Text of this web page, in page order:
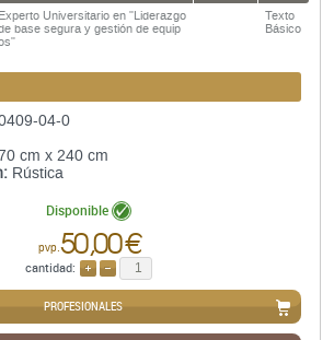
Experto Universitario en "Liderazgo
base segura y gestión de equip
Texto
Básico
04-0
cm x 240 cm
Rústica
Disponible
pvp. 50,00 €
cantidad:
PROFESIONALES